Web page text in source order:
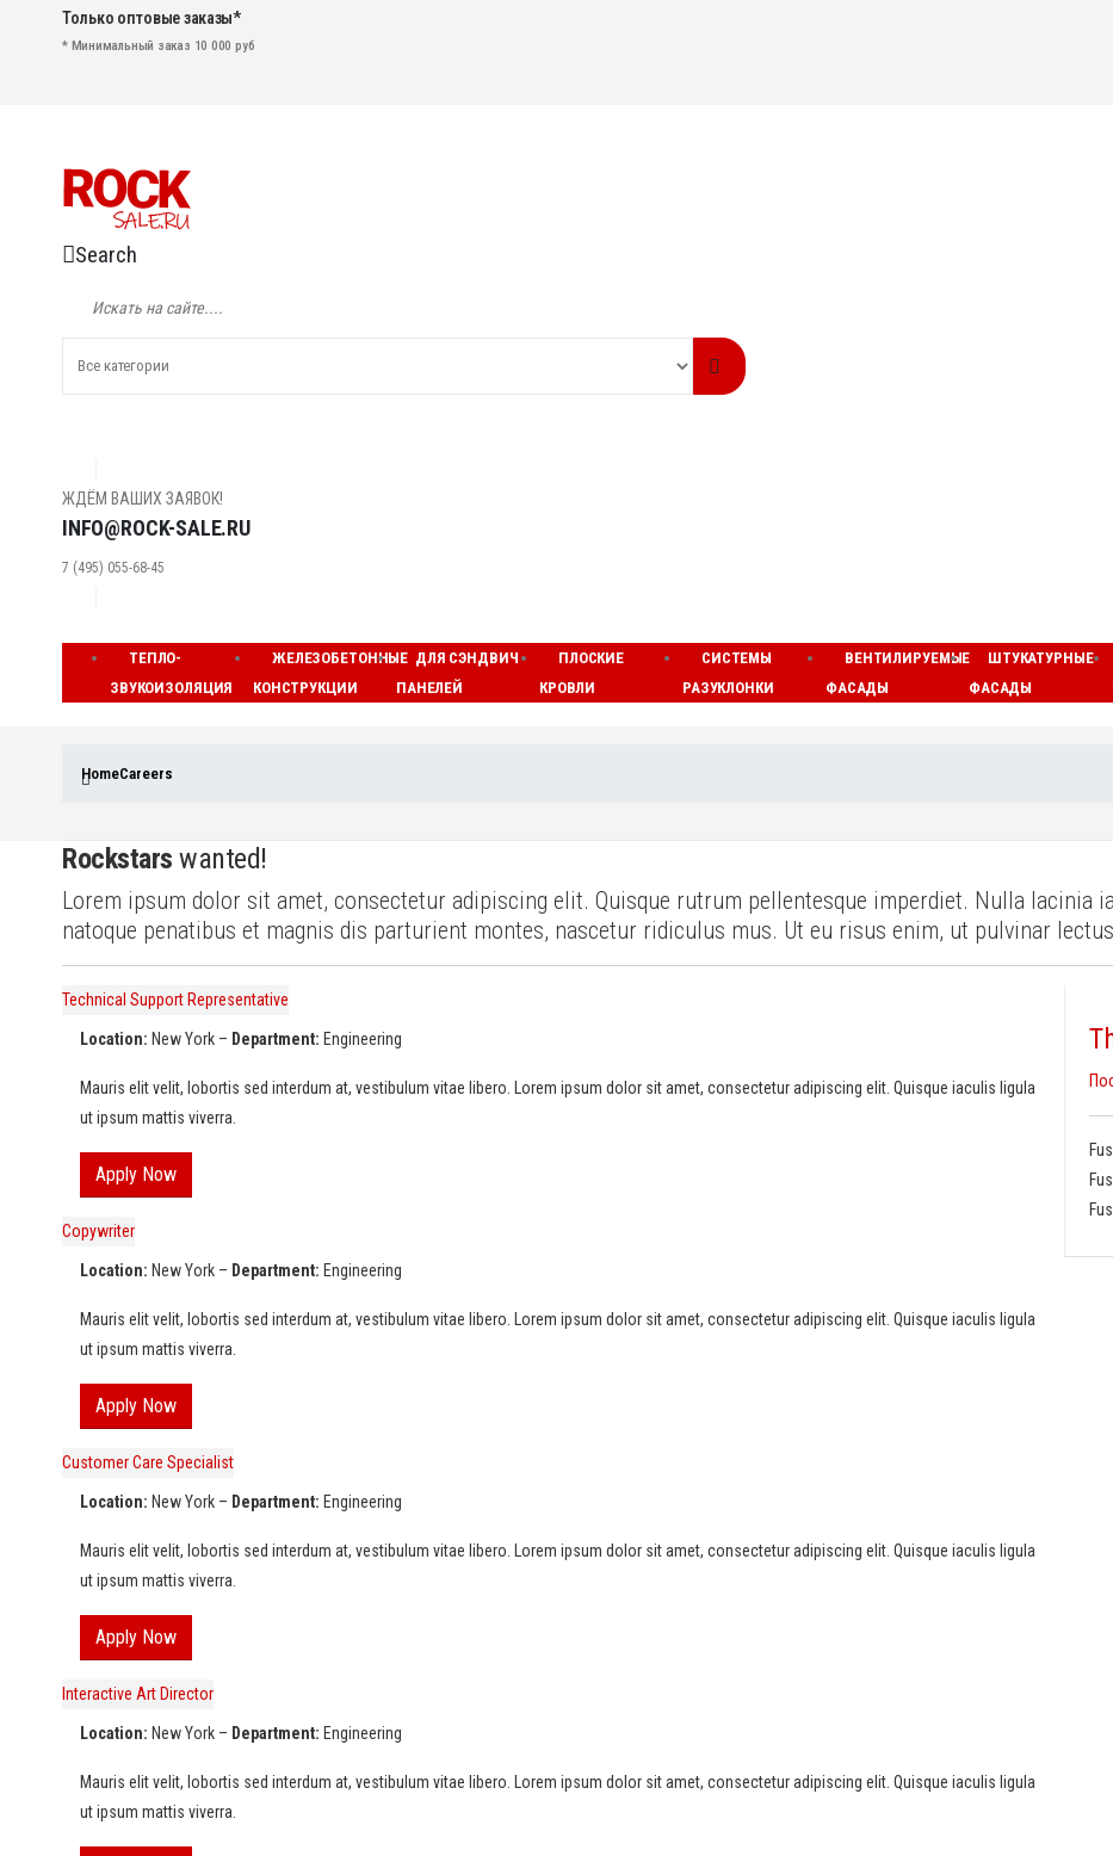
Только оптовые заказы*
* Минимальный заказ 10 000 руб
Search
ЖДЁМ ВАШИХ ЗАЯВОК!
INFO@ROCK-SALE.RU
7 (495) 055-68-45
ТЕПЛО-
ЗВУКОИЗОЛЯЦИЯ
ЖЕЛЕЗОБЕТОННЫЕ
КОНСТРУКЦИИ
ДЛЯ СЭНДВИЧ
ПАНЕЛЕЙ
ПЛОСКИЕ
КРОВЛИ
СИСТЕМЫ
РАЗУКЛОНКИ
ВЕНТИЛИРУЕМЫЕ
ФАСАДЫ
ШТУКАТУРНЫЕ
ФАСАДЫ
HomeCareers
Rockstars wanted!
Lorem ipsum dolor sit amet, consectetur adipiscing elit. Quisque rutrum pellentesque imperdiet. Nulla lacinia
natoque penatibus et magnis dis parturient montes, nascetur ridiculus mus. Ut eu risus enim, ut pulvinar
Technical Support Representative
Location: New York – Department: Engineering
Mauris elit velit, lobortis sed interdum at, vestibulum vitae libero. Lorem ipsum dolor sit amet, consectetur adipiscing elit. Quisque iaculis ligula
ut ipsum mattis viverra.
Apply Now
Copywriter
Location: New York – Department: Engineering
Mauris elit velit, lobortis sed interdum at, vestibulum vitae libero. Lorem ipsum dolor sit amet, consectetur adipiscing elit. Quisque iaculis ligula
ut ipsum mattis viverra.
Apply Now
Customer Care Specialist
Location: New York – Department: Engineering
Mauris elit velit, lobortis sed interdum at, vestibulum vitae libero. Lorem ipsum dolor sit amet, consectetur adipiscing elit. Quisque iaculis ligula
ut ipsum mattis viverra.
Apply Now
Interactive Art Director
Location: New York – Department: Engineering
Mauris elit velit, lobortis sed interdum at, vestibulum vitae libero. Lorem ipsum dolor sit amet, consectetur adipiscing elit. Quisque iaculis ligula
ut ipsum mattis viverra.